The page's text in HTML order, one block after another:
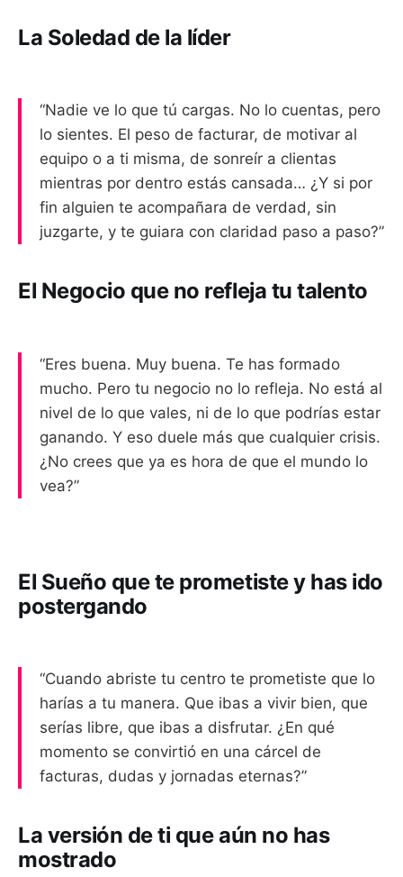
La Soledad de la líder
“Nadie ve lo que tú cargas. No lo cuentas, pero
lo sientes. El peso de facturar, de motivar al
equipo o a ti misma, de sonreír a clientas
mientras por dentro estás cansada… ¿Y si por
fin alguien te acompañara de verdad, sin
juzgarte, y te guiara con claridad paso a paso?”
El Negocio que no refleja tu talento
“Eres buena. Muy buena. Te has formado
mucho. Pero tu negocio no lo refleja. No está al
nivel de lo que vales, ni de lo que podrías estar
ganando. Y eso duele más que cualquier crisis.
¿No crees que ya es hora de que el mundo lo
vea?”
El Sueño que te prometiste y has ido
postergando
“Cuando abriste tu centro te prometiste que lo
harías a tu manera. Que ibas a vivir bien, que
serías libre, que ibas a disfrutar. ¿En qué
momento se convirtió en una cárcel de
facturas, dudas y jornadas eternas?”
La versión de ti que aún no has
mostrado